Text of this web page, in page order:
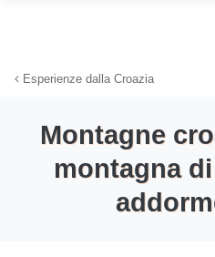
Esperienze dalla Croazia
Montagne
montagna